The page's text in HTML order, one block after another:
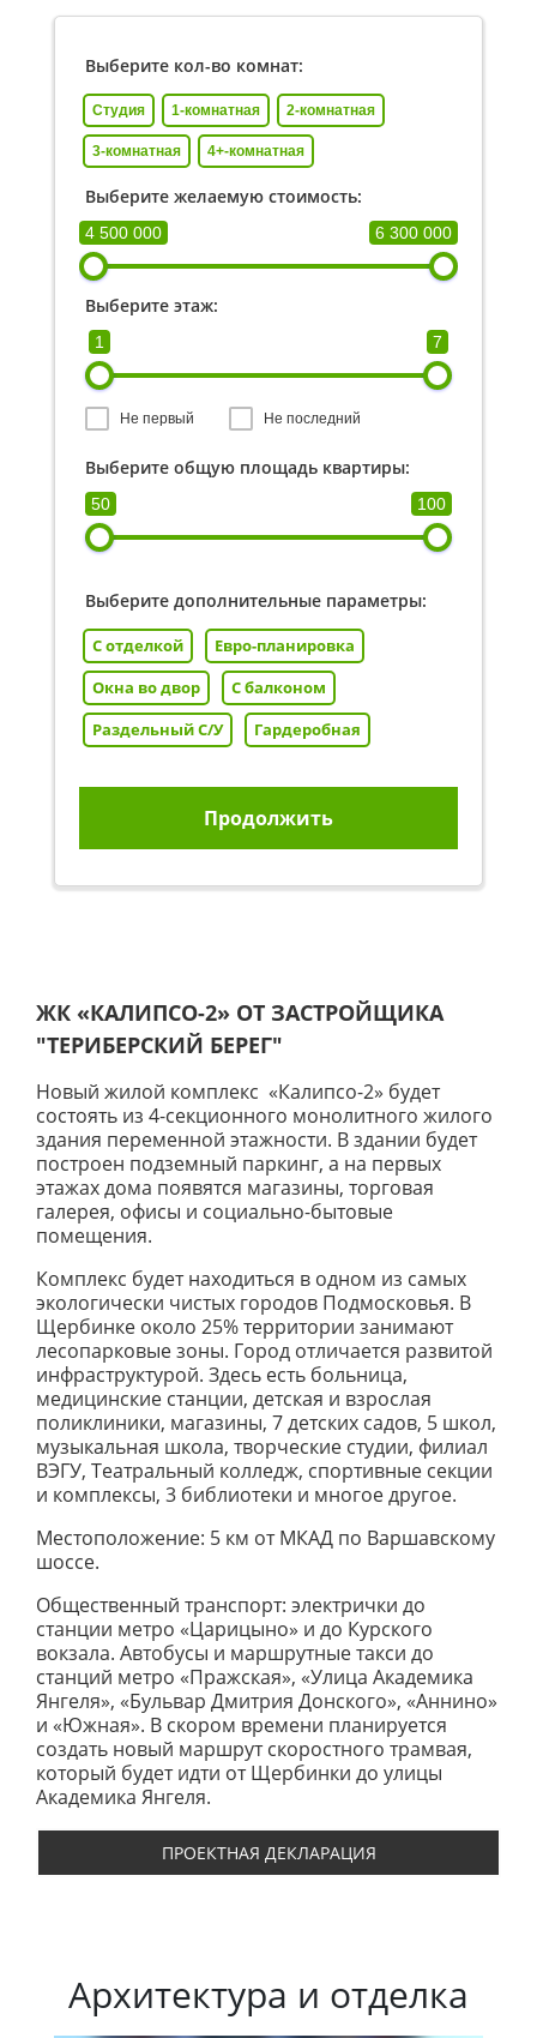
Выберите кол-во комнат:
Студия 1-комнатная 2-комнатная
3-комнатная 4+-комнатная
Выберите желаемую стоимость:
4 500 000 6 300 000
Выберите этаж:
1 7
Не первый Не последний
Выберите общую площадь квартиры:
50 100
Выберите дополнительные параметры:
С отделкой
Евро-планировка
Окна во двор
С балконом
Раздельный С/У
Гардеробная
Продолжить
ЖК «КАЛИПСО-2» ОТ ЗАСТРОЙЩИКА
"ТЕРИБЕРСКИЙ БЕРЕГ"
Новый жилой комплекс «Калипсо-2» будет
состоять из 4-секционного монолитного жилого
здания переменной этажности. В здании будет
построен подземный паркинг, а на первых
этажах дома появятся магазины, торговая
галерея, офисы и социально-бытовые
помещения.
Комплекс будет находиться в одном из самых
экологически чистых городов Подмосковья. В
Щербинке около 25% территории занимают
лесопарковые зоны. Город отличается развитой
инфраструктурой. Здесь есть больница,
медицинские станции, детская и взрослая
поликлиники, магазины, 7 детских садов, 5 школ,
музыкальная школа, творческие студии, филиал
ВЭГУ, Театральный колледж, спортивные секции
и комплексы, 3 библиотеки и многое другое.
Местоположение: 5 км от МКАД по Варшавскому
шоссе.
Общественный транспорт: электрички до
станции метро «Царицыно» и до Курского
вокзала. Автобусы и маршрутные такси до
станций метро «Пражская», «Улица Академика
Янгеля», «Бульвар Дмитрия Донского», «Аннино»
и «Южная». В скором времени планируется
создать новый маршрут скоростного трамвая,
который будет идти от Щербинки до улицы
Академика Янгеля.
ПРОЕКТНАЯ ДЕКЛАРАЦИЯ
Архитектура и отделка